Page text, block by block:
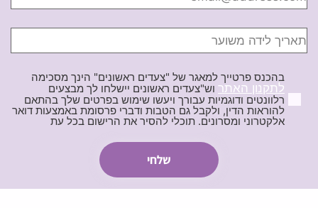
בהכנס פרטייך למאגר של "צעדים ראשונים" הינך מסכימה
לתקנון האתר וש"צעדים ראשונים יישלחו לך מבצעים
רלוונטים ודוגמיות עבורך ויעשו שימוש בפרטים שלך בהתאם
להוראות הדין, ולקבל גם הטבות ודברי פרסומת באמצעות דואר
אלקטרוני ומסרונים. תוכלי להסיר את הרישום בכל עת